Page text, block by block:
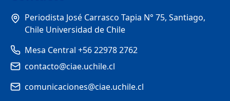
Periodista José Carrasco Tapia N° 75, Santiago,
Chile Universidad de Chile
Mesa Central +56 22978 2762
contacto@ciae.uchile.cl
comunicaciones@ciae.uchile.cl